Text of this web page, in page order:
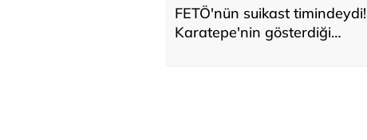
FETÖ'nün suikast timindeydi!
Karatepe'nin gösterdiği